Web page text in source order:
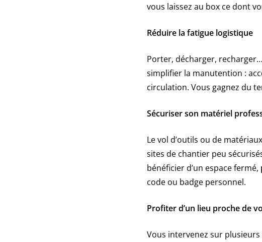
vous laissez au box ce dont
Réduire la fatigue logistique
Porter, décharger,
simplifier la manutention :
circulation. Vous gagnez du
Sécuriser son matériel
Le vol d’outils ou de
sites de chantier peu
bénéficier d’un espace fermé,
code ou badge personnel.
Profiter d’un lieu proche de
Vous intervenez sur